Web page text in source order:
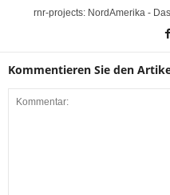
rnr-projects: NordAmerika -
Kommentieren Sie den